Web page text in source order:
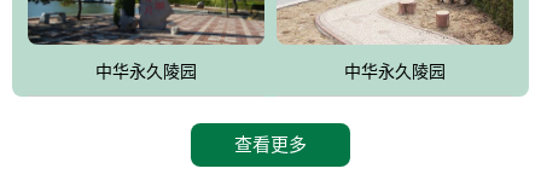
中华永久陵园 中华永久陵园
查看更多